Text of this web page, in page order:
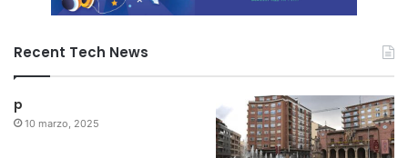
Recent Tech News
p
10 marzo, 2025